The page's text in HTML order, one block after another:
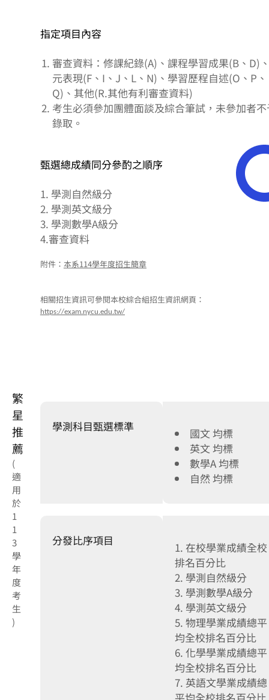
指定項目內容
審查資料：修課紀錄(A)、課程學習成果(B、D)
元表現(F、I、J、L、N)、學習歷程自述(O、P、
Q)、其他(R.其他有利審查資料)
考生必須參加團體面談及綜合筆試，未參加者
錄取。
甄選總成績同分參酌之順序
1. 學測自然級分
2. 學測英文級分
3. 學測數學A級分
4.審查資料
附件： 本系114學年度招生簡章
相關招生資訊可參閱本校綜合組招生資訊網頁：
https://exam.nycu.edu.tw/
繁
星
推
薦
(
適
用
於
1
1
3
學
年
度
考
生
)
學測科目甄選標準
國文 均標
英文 均標
數學A 均標
自然 均標
分發比序項目
1. 在校學業成績全校
排名百分比
2. 學測自然級分
3. 學測數學A級分
4. 學測英文級分
5. 物理學業成績總平
均全校排名百分比
6. 化學學業成績總平
均全校排名百分比
7. 英語文學業成績總